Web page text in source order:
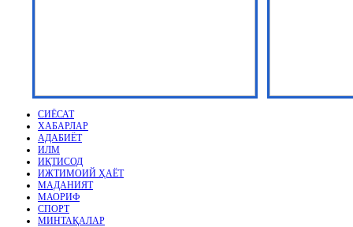
СИЁСАТ
ХАБАРЛАР
АДАБИЁТ
ИЛМ
ИҚТИСОД
ИЖТИМОИЙ ҲАЁТ
МАДАНИЯТ
МАОРИФ
СПОРТ
МИНТАҚАЛАР